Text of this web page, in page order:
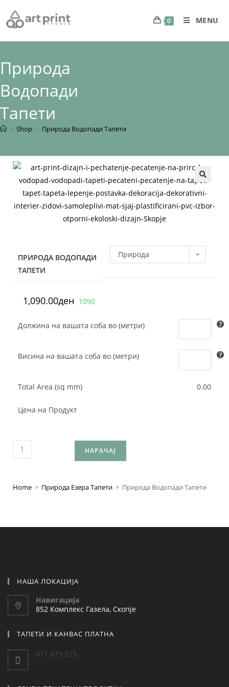
0 MENU
Природа
Водопади
Тапети
> Shop > Природа Водопади Тапети
🔍
ПРИРОДА ВОДОПАДИ
ТАПЕТИ
Природа
1,090.00ден 1090
Должина на вашата соба во (метри)
Висина на вашата соба во (метри)
Total Area (sq mm) 0.00
Цена на Продукт
НАРАЧАЈ
Home > Природа Езера Тапети > Природа Водопади Тапети
НАША ЛОКАЦИЈА
Навигација
852 Комплекс Газела, Скопје
ТАПЕТИ И КАНВАС ПЛАТНА
071 975 575